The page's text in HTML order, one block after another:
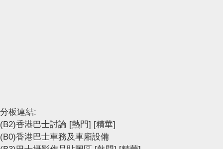
分板連結:
(B2)香港巴士討論 [熱門] [精華]
(B0)香港巴士車務及車廂設備